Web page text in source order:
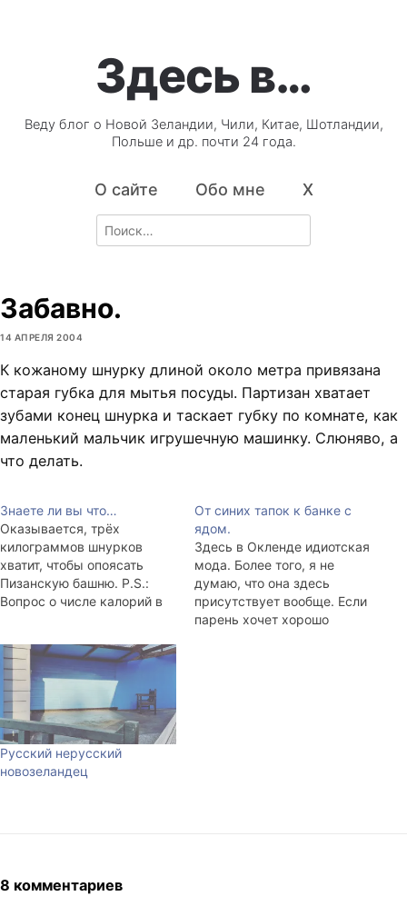
Здесь в…
Веду блог о Новой Зеландии, Чили, Китае, Шотландии,
Польше и др. почти 24 года.
О сайте Обо мне X
Search
for:
Забавно.
14 АПРЕЛЯ 2004
К кожаному шнурку длиной около метра привязана
старая губка для мытья посуды. Партизан хватает
зубами конец шнурка и таскает губку по комнате, как
маленький мальчик игрушечную машинку. Слюняво, а
что делать.
Знаете ли вы что…
Оказывается, трёх
килограммов шнурков
хватит, чтобы опоясать
Пизанскую башню. P.S.:
Вопрос о числе калорий в
знаю. Может поможет кто?
От синих тапок к банке с
ядом.
Здесь в Окленде идиотская
мода. Более того, я не
думаю, что она здесь
присутствует вообще. Если
парень хочет хорошо
Русский нерусский
новозеландец
8 комментариев